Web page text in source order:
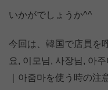
いかがでしょうか^^
今回は、韓国で店員を
요, 이모님, 사장님, 아
｜아줌마を使う時の注